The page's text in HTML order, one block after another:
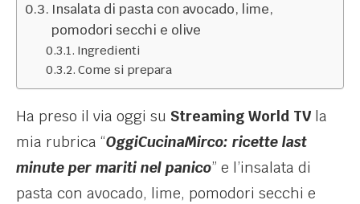
Insalata di pasta con avocado, lime,
pomodori secchi e olive
Ingredienti
Come si prepara
Ha preso il via oggi su Streaming World TV la
mia rubrica “OggiCucinaMirco: ricette last
minute per mariti nel panico” e l’insalata di
pasta con avocado, lime, pomodori secchi e